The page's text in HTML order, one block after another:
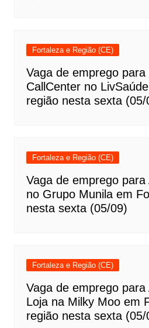
Fortaleza e Região (CE)
Vaga de emprego
CallCenter no
região nesta sexta (05/
Fortaleza e Região (CE)
Vaga de emprego
no Grupo Munila em
nesta sexta (05/09)
Fortaleza e Região (CE)
Vaga de emprego
Loja na Milky Moo em
região nesta sexta (05/